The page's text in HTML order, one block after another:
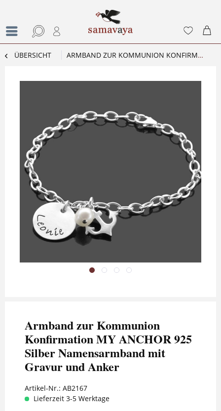
ÜBERSICHT ARMBAND ZUR KOMMUNION KONFIRMATION MY ANCHOR 925 SILBER NAMENSARMBAND MIT GRAVUR UND ANKER
Armband zur Kommunion
Konfirmation MY ANCHOR 925
Silber Namensarmband mit
Gravur und Anker
Artikel-Nr.: AB2167
Lieferzeit 3-5 Werktage